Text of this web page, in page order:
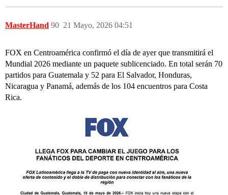
MasterHand 21 Mayo, 2026 04:51
90
FOX en Centroamérica confirmó el día de ayer que transmitirá el
Mundial 2026 mediante un paquete sublicenciado. En total serán 70
partidos para Guatemala y 52 para El Salvador, Honduras,
Nicaragua y Panamá, además de los 104 encuentros para Costa
Rica.